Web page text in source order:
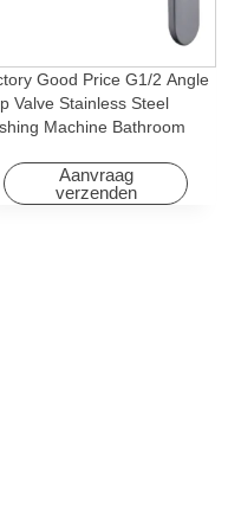
Good Price G1/2 Angle
Valve Stainless Steel
Machine Bathroom
& Hotels
Aanvraag
verzenden